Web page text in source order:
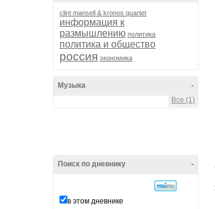
clint mansell & kronos quartet
информация к
размышлению политика
политика и общество
россия экономика
-
Музыка
Все (1)
-
Поиск по дневнику
в этом дневнике